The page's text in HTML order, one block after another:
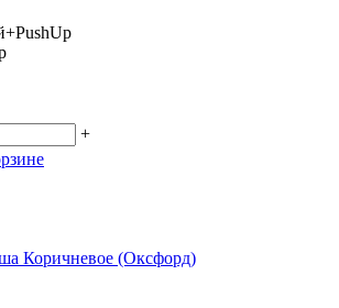
+
Коричневое (Оксфорд)